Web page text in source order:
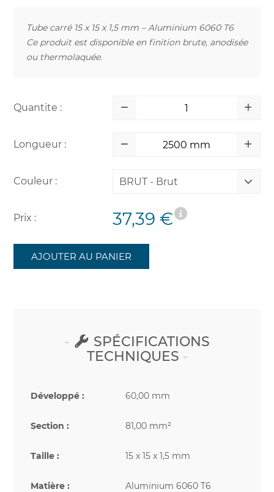
Tube carré 15 x 15 x 1,5 mm – Aluminium 6060 T6
Ce produit est disponible en finition brute, anodisée
ou thermolaquée.
Quantite :
Longueur :
Couleur : BRUT - Brut
Prix : 37,39 €
AJOUTER AU PANIER
SPÉCIFICATIONS
TECHNIQUES
Développé : 60,00 mm
Section : 81,00 mm²
Taille : 15 x 15 x 1,5 mm
Matière : Aluminium 6060 T6